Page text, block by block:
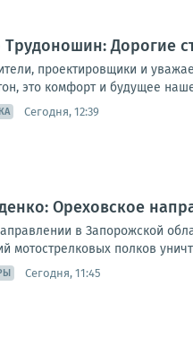
Трудоношин: Дорогие
проектировщики и
это комфорт и будущее
Сегодня, 12:39
Ореховское
в Запорожской
мотострелковых полков
Сегодня, 11:45